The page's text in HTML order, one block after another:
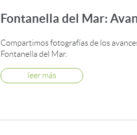
Fontanella del Mar:
Compartimos fotografías de los
Fontanella del Mar.
leer más